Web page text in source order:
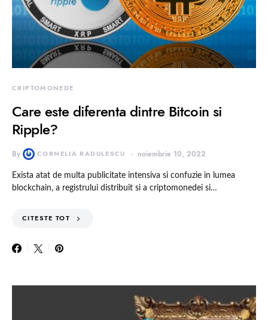
CRIPTOMONEDE
Care este diferenta dintre Bitcoin si
Ripple?
By CORNELIA RADULESCU noiembrie 10, 2022
Exista atat de multa publicitate intensiva si confuzie in lumea
blockchain, a registrului distribuit si a criptomonedei si…
CITESTE TOT